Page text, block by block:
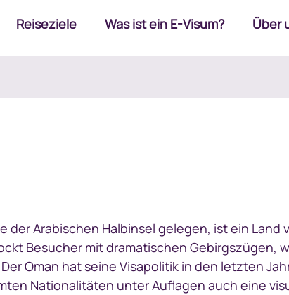
Reiseziele Was ist ein E-Visum? Über
der Arabischen Halbinsel gelegen, ist ein
Besucher mit dramatischen Gebirgszügen,
Oman hat seine Visapolitik in den letzten
Nationalitäten unter Auflagen auch eine